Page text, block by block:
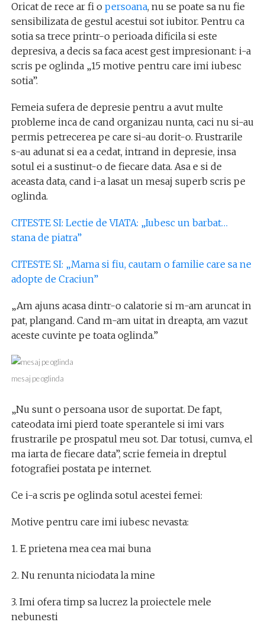
Oricat de rece ar fi o persoana, nu se poate sa nu fie
sensibilizata de gestul acestui sot iubitor. Pentru ca
sotia sa trece printr-o perioada dificila si este
depresiva, a decis sa faca acest gest impresionant: i-a
scris pe oglinda „15 motive pentru care imi iubesc
sotia”.
Femeia sufera de depresie pentru a avut multe
probleme inca de cand organizau nunta, caci nu si-au
permis petrecerea pe care si-au dorit-o. Frustrarile
s-au adunat si ea a cedat, intrand in depresie, insa
sotul ei a sustinut-o de fiecare data. Asa e si de
aceasta data, cand i-a lasat un mesaj superb scris pe
oglinda.
CITESTE SI: Lectie de VIATA: „Iubesc un barbat…
stana de piatra”
CITESTE SI: „Mama si fiu, cautam o familie care sa ne
adopte de Craciun”
„Am ajuns acasa dintr-o calatorie si m-am aruncat in
pat, plangand. Cand m-am uitat in dreapta, am vazut
aceste cuvinte pe toata oglinda.”
mesaj pe oglinda
„Nu sunt o persoana usor de suportat. De fapt,
cateodata imi pierd toate sperantele si imi vars
frustrarile pe prospatul meu sot. Dar totusi, cumva, el
ma iarta de fiecare data”, scrie femeia in dreptul
fotografiei postata pe internet.
Ce i-a scris pe oglinda sotul acestei femei:
Motive pentru care imi iubesc nevasta:
1. E prietena mea cea mai buna
2. Nu renunta niciodata la mine
3. Imi ofera timp sa lucrez la proiectele mele
nebunesti